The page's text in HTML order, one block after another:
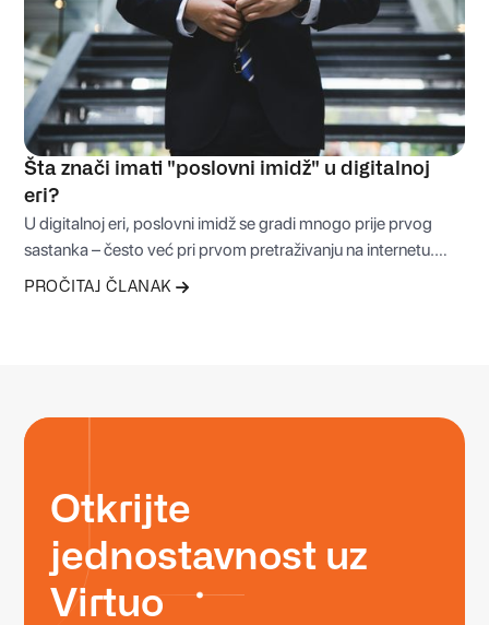
Šta znači imati "poslovni imidž" u digitalnoj
eri?
U digitalnoj eri, poslovni imidž se gradi mnogo prije prvog
sastanka – često već pri prvom pretraživanju na internetu.
Način na koji je vaša firma predstavljena online može odlučiti
PROČITAJ ČLANAK
Otkrijte
jednostavnost uz
Virtuo